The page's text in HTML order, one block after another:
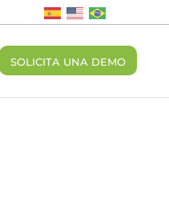
SOLICITA UNA DEMO